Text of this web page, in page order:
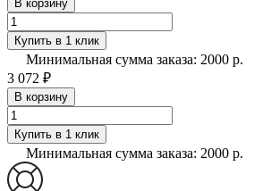
В корзину
Купить в 1 клик
Минимальная сумма заказа: 2000 р.
3 072 ₽
В корзину
Купить в 1 клик
Минимальная сумма заказа: 2000 р.